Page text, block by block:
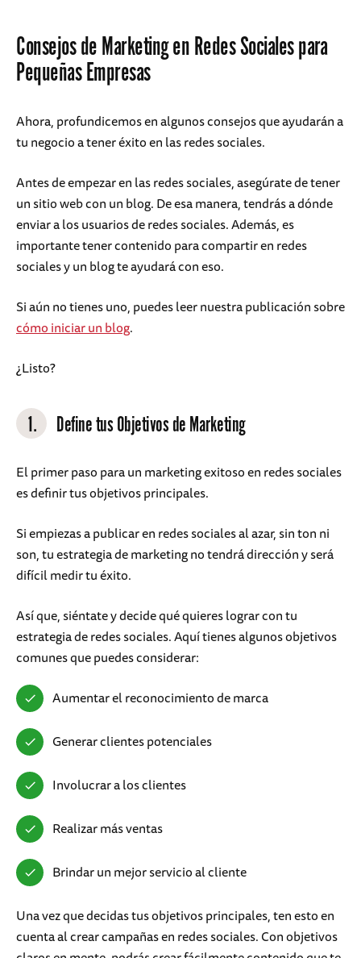
Consejos de Marketing en Redes Sociales para
Pequeñas Empresas
Ahora, profundicemos en algunos consejos que ayudarán a
tu negocio a tener éxito en las redes sociales.
Antes de empezar en las redes sociales, asegúrate de tener
un sitio web con un blog. De esa manera, tendrás a dónde
enviar a los usuarios de redes sociales. Además, es
importante tener contenido para compartir en redes
sociales y un blog te ayudará con eso.
Si aún no tienes uno, puedes leer nuestra publicación sobre
cómo iniciar un blog.
¿Listo?
1. Define tus Objetivos de Marketing
El primer paso para un marketing exitoso en redes sociales
es definir tus objetivos principales.
Si empiezas a publicar en redes sociales al azar, sin ton ni
son, tu estrategia de marketing no tendrá dirección y será
difícil medir tu éxito.
Así que, siéntate y decide qué quieres lograr con tu
estrategia de redes sociales. Aquí tienes algunos objetivos
comunes que puedes considerar:
Aumentar el reconocimiento de marca
Generar clientes potenciales
Involucrar a los clientes
Realizar más ventas
Brindar un mejor servicio al cliente
Una vez que decidas tus objetivos principales, ten esto en
cuenta al crear campañas en redes sociales. Con objetivos